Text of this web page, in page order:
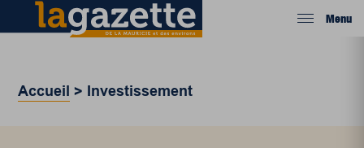
Menu
Accueil > Investissement